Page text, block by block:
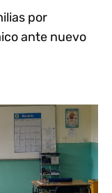
por
ante nuevo